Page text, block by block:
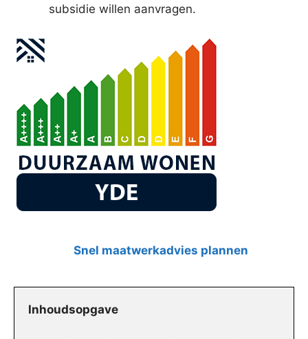
subsidie willen aanvragen.
Snel maatwerkadvies plannen
Inhoudsopgave